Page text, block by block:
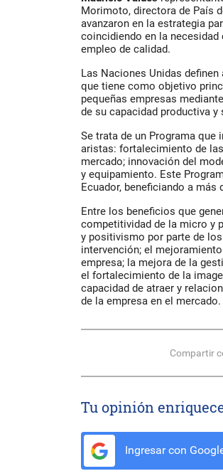
Morimoto, directora de País
avanzaron en la estrategia
coincidiendo en la necesidad
empleo de calidad.
Las Naciones Unidas
que tiene como objetivo
pequeñas empresas
de su capacidad productiva
Se trata de un Programa
aristas: fortalecimiento de
mercado; innovación del
y equipamiento. Este
Ecuador, beneficiando a más
Entre los beneficios que
competitividad de la micro y
y positivismo por parte de
intervención; el
empresa; la mejora de la
el fortalecimiento de la
capacidad de atraer y
de la empresa en el mercado.
Compartir
Tu opinión
Ingresar con